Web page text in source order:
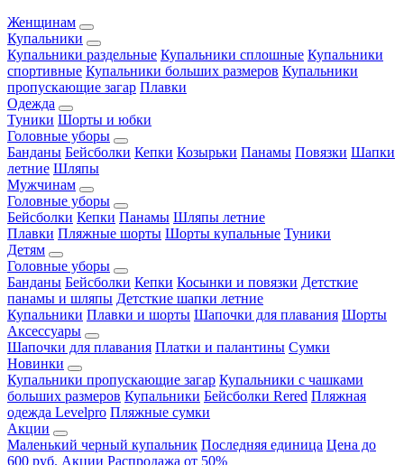
Женщинам
Купальники
Купальники раздельные Купальники сплошные Купальники
спортивные Купальники больших размеров Купальники
пропускающие загар Плавки
Одежда
Туники Шорты и юбки
Головные уборы
Банданы Бейсболки Кепки Козырьки Панамы Повязки Шапки
летние Шляпы
Мужчинам
Головные уборы
Бейсболки Кепки Панамы Шляпы летние
Плавки Пляжные шорты Шорты купальные Туники
Детям
Головные уборы
Банданы Бейсболки Кепки Косынки и повязки Детсткие
панамы и шляпы Детсткие шапки летние
Купальники Плавки и шорты Шапочки для плавания Шорты
Аксессуары
Шапочки для плавания Платки и палантины Сумки
Новинки
Купальники пропускающие загар Купальники с чашками
больших размеров Купальники Бейсболки Rered Пляжная
одежда Levelpro Пляжные сумки
Акции
Маленький черный купальник Последняя единица Цена до
600 руб. Акции Распродажа от 50%